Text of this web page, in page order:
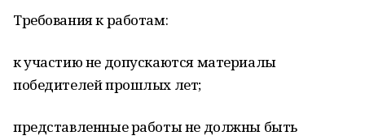
Требования к работам:
к участию не допускаются материалы
победителей прошлых лет;
представленные работы не должны быть